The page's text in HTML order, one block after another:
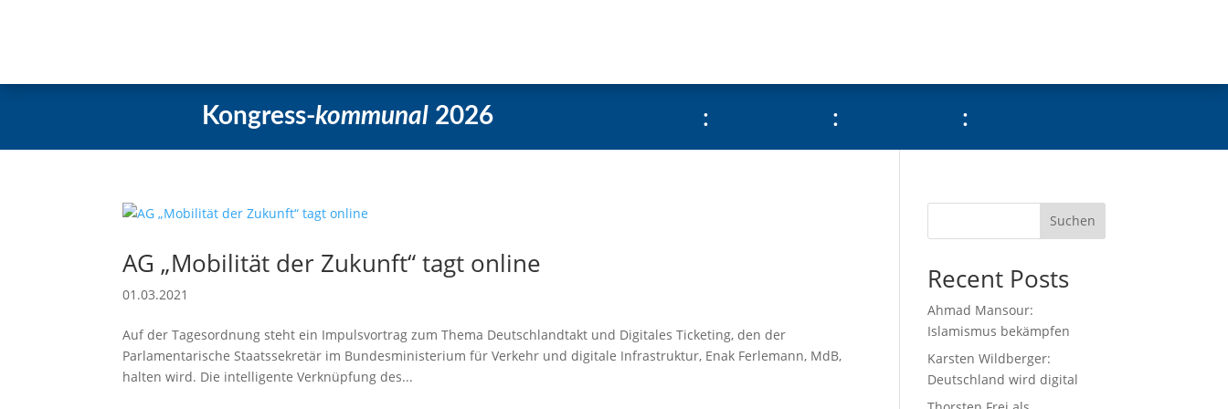
Kongress-kommunal 2026 : : :
AG „Mobilität der Zukunft“ tagt online
01.03.2021
Auf der Tagesordnung steht ein Impulsvortrag zum Thema Deutschlandtakt und Digitales Ticketing, den der
Parlamentarische Staatssekretär im Bundesministerium für Verkehr und digitale Infrastruktur, Enak Ferlemann, MdB,
halten wird. Die intelligente Verknüpfung des...
Suchen
Recent Posts
Ahmad Mansour:
Islamismus bekämpfen
Karsten Wildberger:
Deutschland wird digital